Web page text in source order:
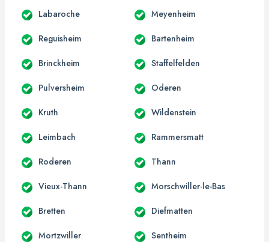
Labaroche Meyenheim
Reguisheim Bartenheim
Brinckheim Staffelfelden
Pulversheim Oderen
Kruth Wildenstein
Leimbach Rammersmatt
Roderen Thann
Vieux-Thann Morschwiller-le-Bas
Bretten Diefmatten
Mortzwiller Sentheim